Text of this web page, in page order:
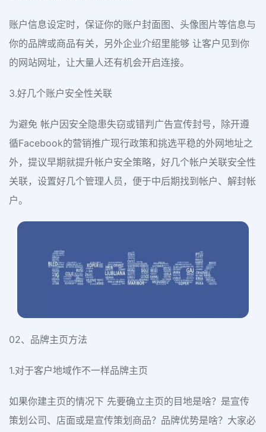
账户信息设定时，保证你的账户封面图、头像图片等信息与
你的品牌或商品有关，另外企业介绍里能够 让客户见到你
的网站网址，让大量人还有机会开启连接。
3.好几个账户安全性关联
为避免 帐户因安全隐患失窃或错判广告宣传封号，除开遵
循Facebook的营销推广现行政策和挑选平稳的外网地址之
外，提议早期就提升帐户安全策略，好几个帐户关联安全性
关联，设置好几个管理人员，便于中后期找到帐户、解封帐
户。
02、品牌主页方法
1.对于客户地域作不一样品牌主页
如果你建主页的情况下 先要确立主页的目地是啥？是宣传
策划公司、店面或是宣传策划商品？品牌优势是啥？大家必